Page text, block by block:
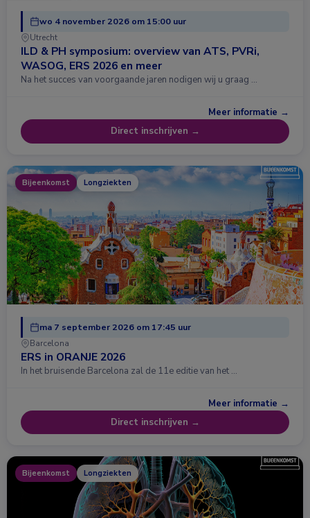
wo 4 november 2026 om 15:00 uur
Utrecht
ILD & PH symposium: overview van ATS, PVRi,
WASOG, ERS 2026 en meer
Na het succes van voorgaande jaren nodigen wij u graag …
Meer informatie →
Direct inschrijven →
Bijeenkomst Longziekten
ma 7 september 2026 om 17:45 uur
Barcelona
ERS in ORANJE 2026
In het bruisende Barcelona zal de 11e editie van het …
Meer informatie →
Direct inschrijven →
Bijeenkomst Longziekten